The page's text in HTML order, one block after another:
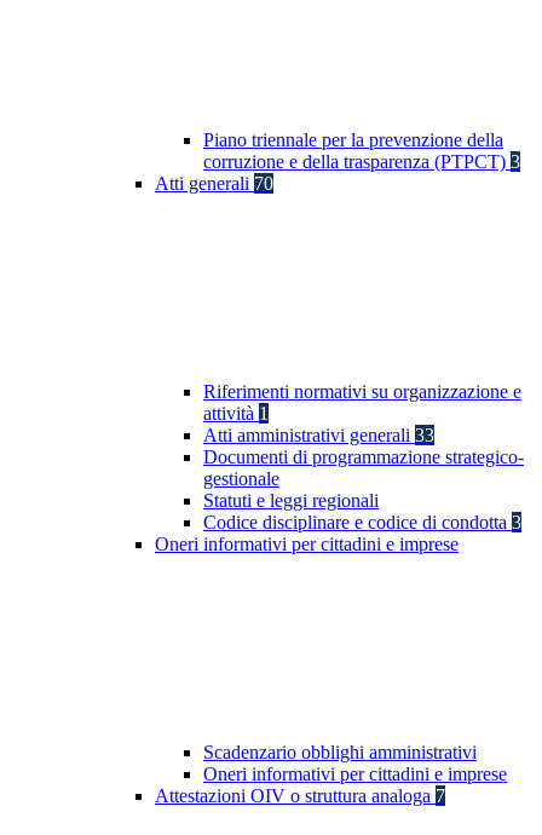
Piano triennale per la prevenzione della
corruzione e della trasparenza (PTPCT) 3
Atti generali 70
Riferimenti normativi su organizzazione e
attività 1
Atti amministrativi generali 33
Documenti di programmazione strategico-
gestionale
Statuti e leggi regionali
Codice disciplinare e codice di condotta 3
Oneri informativi per cittadini e imprese
Scadenzario obblighi amministrativi
Oneri informativi per cittadini e imprese
Attestazioni OIV o struttura analoga 7